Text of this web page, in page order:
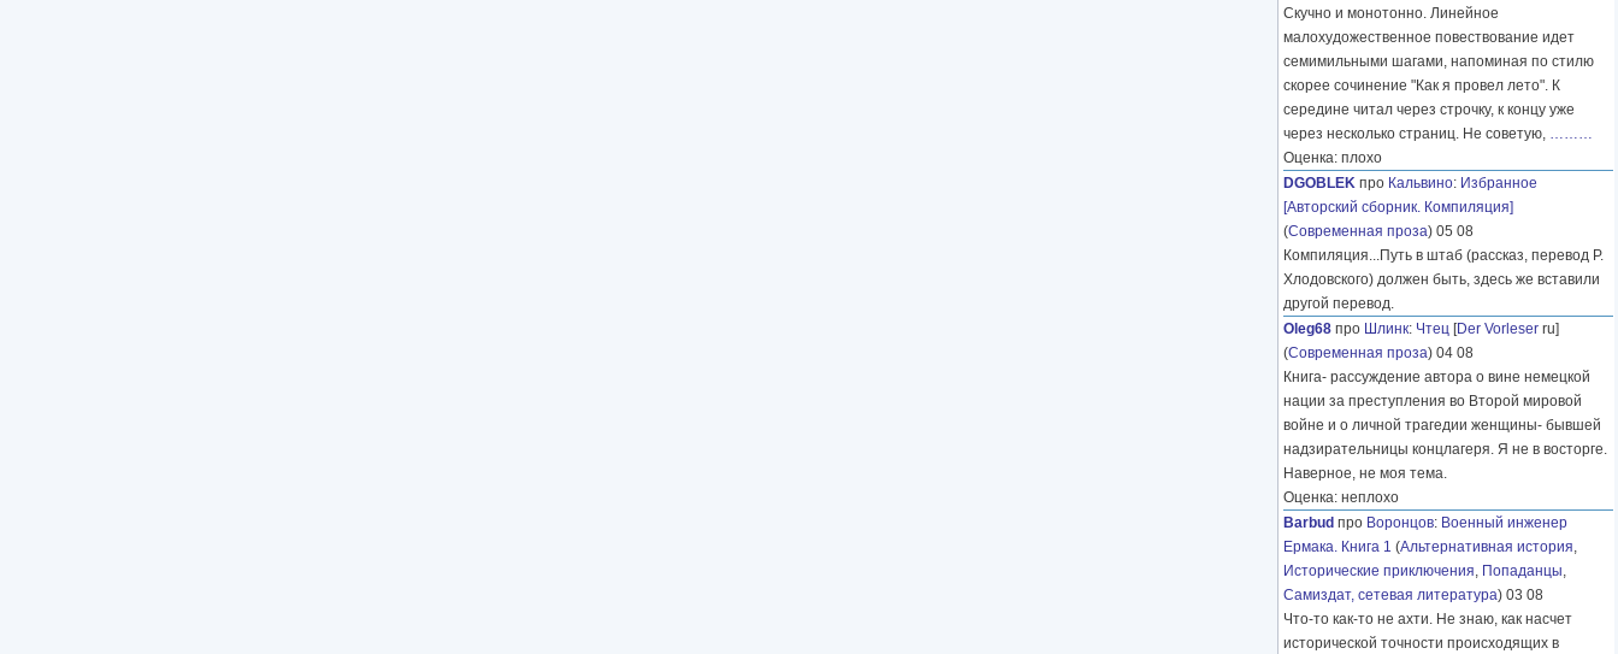
Скучно и монотонно. Линейное
малохудожественное повествование идет
семимильными шагами, напоминая по стилю
скорее сочинение "Как я провел лето". К
середине читал через строчку, к концу уже
через несколько страниц. Не советую, ………
Оценка: плохо
DGOBLEK про Кальвино: Избранное
[Авторский сборник. Компиляция]
(Современная проза) 05 08
Компиляция...Путь в штаб (рассказ, перевод Р.
Хлодовского) должен быть, здесь же вставили
другой перевод.
Oleg68 про Шлинк: Чтец [Der Vorleser ru]
(Современная проза) 04 08
Книга- рассуждение автора о вине немецкой
нации за преступления во Второй мировой
войне и о личной трагедии женщины- бывшей
надзирательницы концлагеря. Я не в восторге.
Наверное, не моя тема.
Оценка: неплохо
Barbud про Воронцов: Военный инженер
Ермака. Книга 1 (Альтернативная история,
Исторические приключения, Попаданцы,
Самиздат, сетевая литература) 03 08
Что-то как-то не ахти. Не знаю, как насчет
исторической точности происходящих в